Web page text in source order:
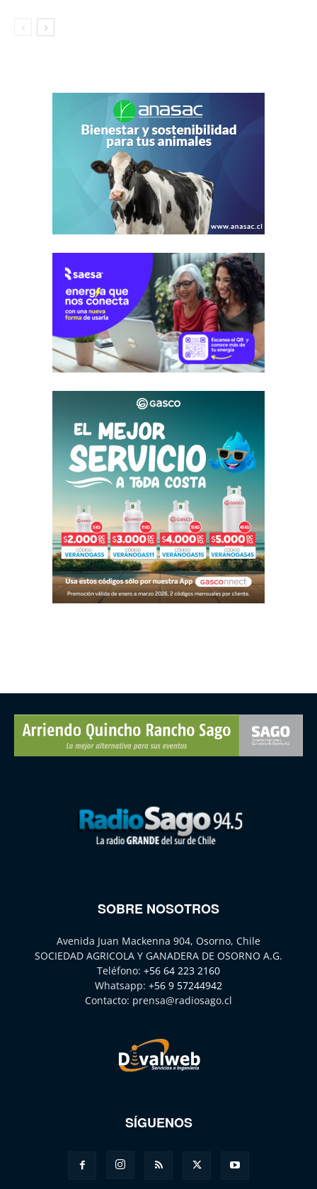
SOBRE NOSOTROS
Avenida Juan Mackenna 904, Osorno, Chile
SOCIEDAD AGRICOLA Y GANADERA DE OSORNO A.G.
Teléfono: +56 64 223 2160
Whatsapp: +56 9 57244942
Contacto: prensa@radiosago.cl
SÍGUENOS